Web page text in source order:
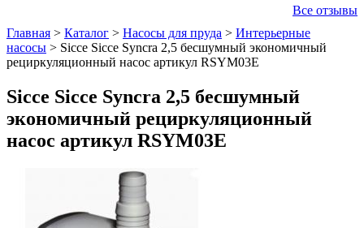
Все отзывы
Главная > Каталог > Насосы для пруда > Интерьерные
насосы > Sicce Sicce Syncra 2,5 бесшумный экономичный
рециркуляционный насос артикул RSYM03E
Sicce Sicce Syncra 2,5 бесшумный
экономичный рециркуляционный
насос артикул RSYM03E